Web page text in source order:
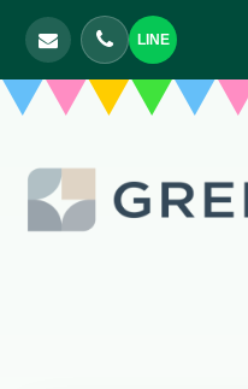
LINE